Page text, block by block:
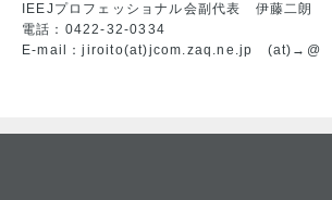
IEEJプロフェッショナル会副代表 伊藤二朗
電話：0422-32-0334
E-mail：jiroito(at)jcom.zaq.ne.jp (at)→@